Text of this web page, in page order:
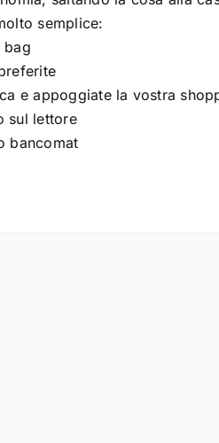
semplice:
bag
e appoggiate la vostra
sul lettore
bancomat